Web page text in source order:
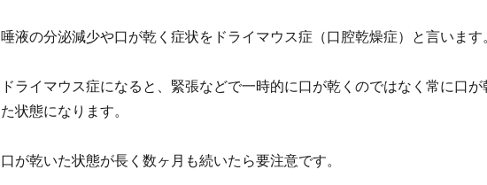
唾液の分泌減少や口が乾く症状をドライマウス症（口腔乾燥症）と言います。
ドライマウス症になると、緊張などで一時的に口が乾くのではなく常に口が
た状態になります。
口が乾いた状態が長く数ヶ月も続いたら要注意です。